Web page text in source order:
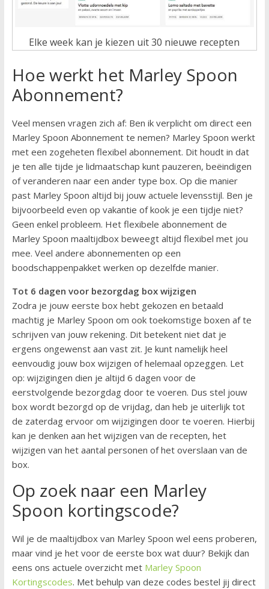
Elke week kan je kiezen uit 30 nieuwe recepten
Hoe werkt het Marley Spoon
Abonnement?
Veel mensen vragen zich af: Ben ik verplicht om direct een
Marley Spoon Abonnement te nemen? Marley Spoon werkt
met een zogeheten flexibel abonnement. Dit houdt in dat
je ten alle tijde je lidmaatschap kunt pauzeren, beëindigen
of veranderen naar een ander type box. Op die manier
past Marley Spoon altijd bij jouw actuele levensstijl. Ben je
bijvoorbeeld even op vakantie of kook je een tijdje niet?
Geen enkel probleem. Het flexibele abonnement de
Marley Spoon maaltijdbox beweegt altijd flexibel met jou
mee. Veel andere abonnementen op een
boodschappenpakket werken op dezelfde manier.
Tot 6 dagen voor bezorgdag box wijzigen
Zodra je jouw eerste box hebt gekozen en betaald
machtig je Marley Spoon om ook toekomstige boxen af te
schrijven van jouw rekening. Dit betekent niet dat je
ergens ongewenst aan vast zit. Je kunt namelijk heel
eenvoudig jouw box wijzigen of helemaal opzeggen. Let
op: wijzigingen dien je altijd 6 dagen voor de
eerstvolgende bezorgdag door te voeren. Dus stel jouw
box wordt bezorgd op de vrijdag, dan heb je uiterlijk tot
de zaterdag ervoor om wijzigingen door te voeren. Hierbij
kan je denken aan het wijzigen van de recepten, het
wijzigen van het aantal personen of het overslaan van de
box.
Op zoek naar een Marley
Spoon kortingscode?
Wil je de maaltijdbox van Marley Spoon wel eens proberen,
maar vind je het voor de eerste box wat duur? Bekijk dan
eens ons actuele overzicht met Marley Spoon
Kortingscodes. Met behulp van deze codes bestel jij direct